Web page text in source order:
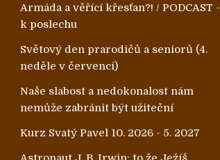
Armáda a věřící křesťan?! / PODCAST -
k poslechu
Světový den prarodičů a seniorů (4.
neděle v červenci)
Naše slabost a nedokonalost nám
nemůže zabránit být užiteční
Kurz Svatý Pavel 10. 2026 - 5. 2027